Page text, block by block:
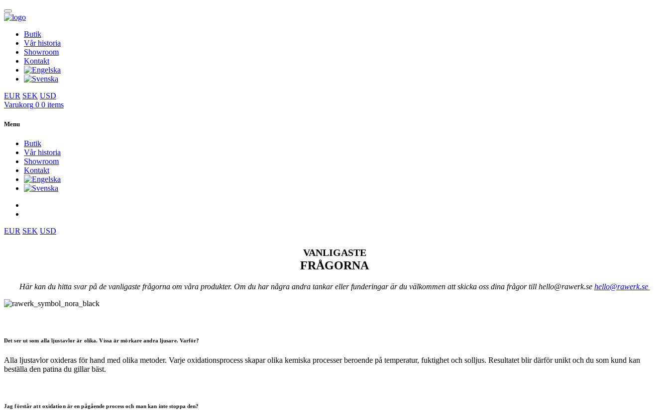
Butik
Vår historia
Showroom
Kontakt
EUR SEK USD
Varukorg 0 0 items
Menu
Butik
Vår historia
Showroom
Kontakt
EUR SEK USD
VANLIGASTE
FRÅGORNA
Här kan du hitta svar på de vanligaste frågorna om våra produkter. Om du har några andra tankar eller funderingar är du välkommen att skicka oss dina frågor till hello@rawerk.se hello@rawerk.se
Det ser ut som alla ljustavlor är olika. Vissa är mörkare andra ljusare. Varför?
Alla ljustavlor oxideras för hand med olika metoder. Varje oxidationsprocess skapar olika kemiska processer beroende på temperatur, fuktighet och solljus. Resultatet blir därför unikt och du som kund kan
beställa den patina du gillar bäst.
Jag förstår att oxidation är en pågående process och man kan inte stoppa den?